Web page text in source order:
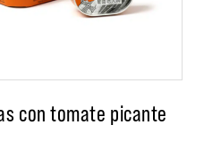
con tomate picante